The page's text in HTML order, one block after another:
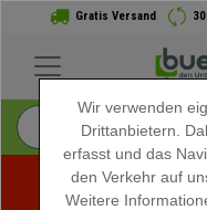
Gratis Versand
Wir verwenden
Drittanbietern.
erfasst und das
den Verkehr auf
Weitere